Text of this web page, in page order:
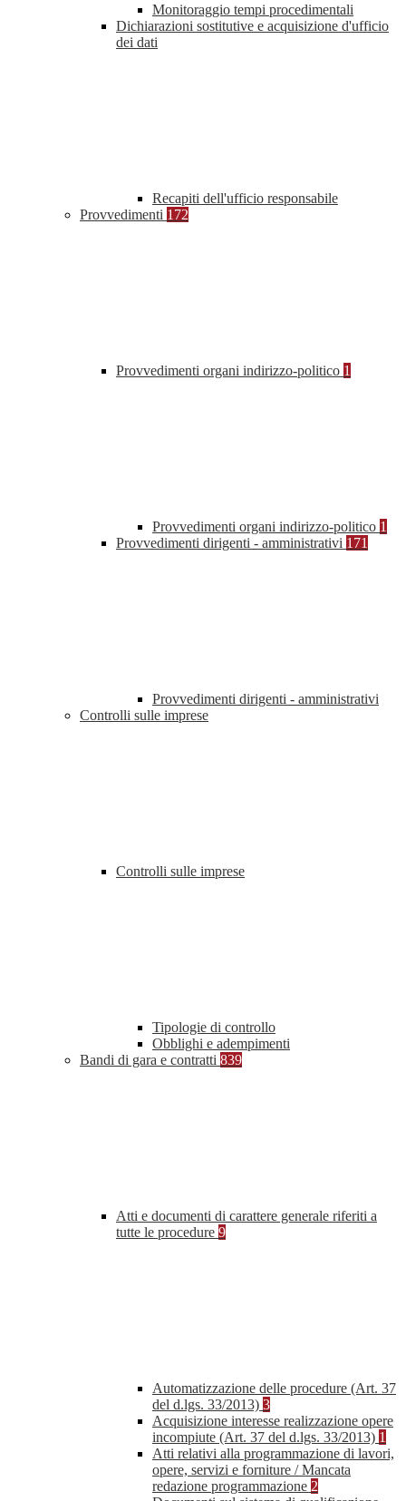
Monitoraggio tempi procedimentali
Dichiarazioni sostitutive e acquisizione d'ufficio
dei dati
Recapiti dell'ufficio responsabile
Provvedimenti 172
Provvedimenti organi indirizzo-politico 1
Provvedimenti organi indirizzo-politico 1
Provvedimenti dirigenti - amministrativi 171
Provvedimenti dirigenti - amministrativi
Controlli sulle imprese
Controlli sulle imprese
Tipologie di controllo
Obblighi e adempimenti
Bandi di gara e contratti 839
Atti e documenti di carattere generale riferiti a
tutte le procedure 9
Automatizzazione delle procedure (Art. 37
del d.lgs. 33/2013) 3
Acquisizione interesse realizzazione opere
incompiute (Art. 37 del d.lgs. 33/2013) 1
Atti relativi alla programmazione di lavori,
opere, servizi e forniture / Mancata
redazione programmazione 2